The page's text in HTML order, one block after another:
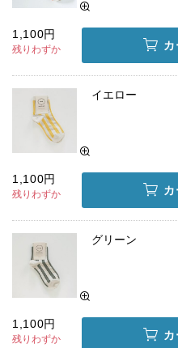
1,100円
残りわずか
イエロー
1,100円
残りわずか
グリーン
1,100円
残りわずか